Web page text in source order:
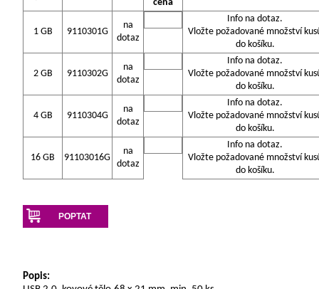
cena
1 GB 9110301G
na
dotaz
Info na dotaz.
Vložte požadované množství
do košíku.
2 GB 9110302G
na
dotaz
Info na dotaz.
Vložte požadované množství
do košíku.
4 GB 9110304G
na
dotaz
Info na dotaz.
Vložte požadované množství
do košíku.
16 GB 91103016G
na
dotaz
Info na dotaz.
Vložte požadované množství
do košíku.
POPTAT
Popis: